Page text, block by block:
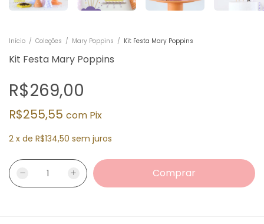
Início / Coleções / Mary Poppins / Kit Festa Mary Poppins
Kit Festa Mary Poppins
R$269,00
R$255,55 com Pix
2 x de R$134,50 sem juros